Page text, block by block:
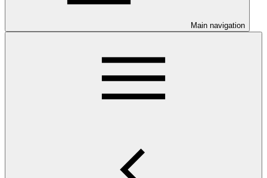
Main navigation